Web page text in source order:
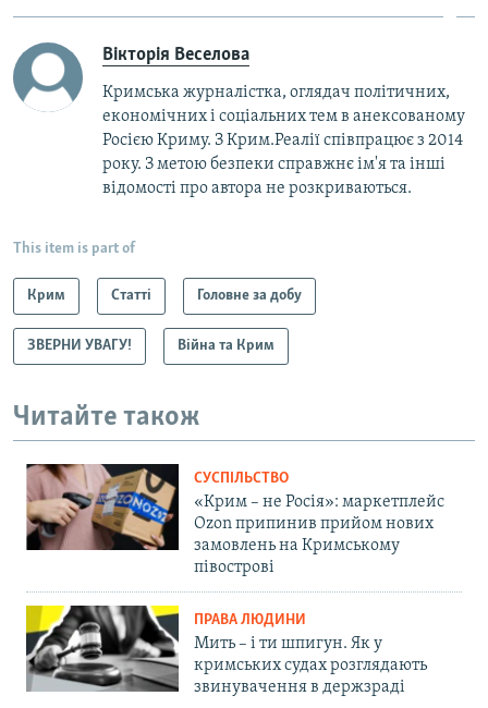
Вікторія Веселова
Кримська журналістка, оглядач політичних,
економічних і соціальних тем в анексованому
Росією Криму. З Крим.Реалії співпрацює з 2014
року. З метою безпеки справжнє ім'я та інші
відомості про автора не розкриваються.
This item is part of
Крим Статті Головне за добу
ЗВЕРНИ УВАГУ! Війна та Крим
Читайте також
СУСПІЛЬСТВО
«Крим – не Росія»: маркетплейс
Ozon припинив прийом нових
замовлень на Кримському
півострові
ПРАВА ЛЮДИНИ
Мить – і ти шпигун. Як у
кримських судах розглядають
звинувачення в держзраді